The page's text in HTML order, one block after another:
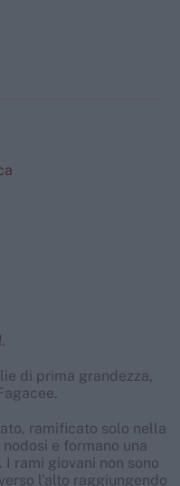
di prima grandezza,
ramificato solo nella
e formano una
rami giovani non sono
l'alto raggiungendo